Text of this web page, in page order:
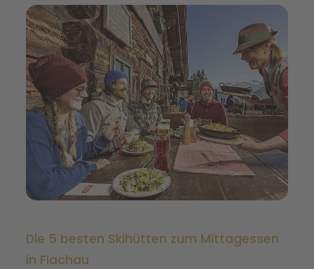
Die 5 besten Skihütten zum Mittagessen
in Flachau